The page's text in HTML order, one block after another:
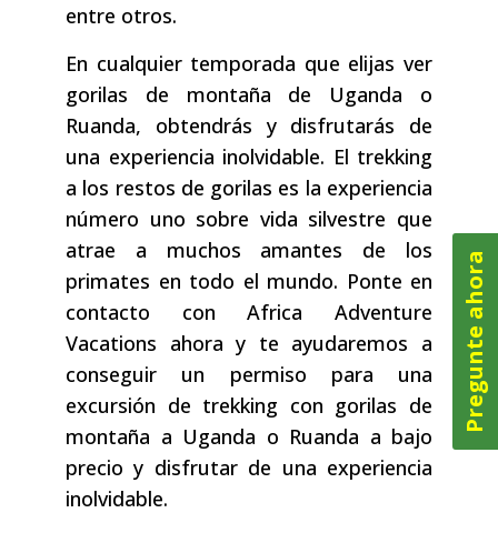
entre otros.
En cualquier temporada que elijas ver
gorilas de montaña de Uganda o
Ruanda, obtendrás y disfrutarás de
una experiencia inolvidable. El trekking
a los restos de gorilas es la experiencia
número uno sobre vida silvestre que
atrae a muchos amantes de los
primates en todo el mundo. Ponte en
contacto con Africa Adventure
Vacations ahora y te ayudaremos a
conseguir un permiso para una
excursión de trekking con gorilas de
montaña a Uganda o Ruanda a bajo
precio y disfrutar de una experiencia
inolvidable.
Pregunte ahora